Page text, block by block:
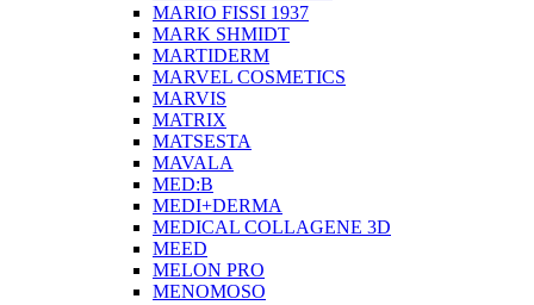
MARIO FISSI 1937
MARK SHMIDT
MARTIDERM
MARVEL COSMETICS
MARVIS
MATRIX
MATSESTA
MAVALA
MED:B
MEDI+DERMA
MEDICAL COLLAGENE 3D
MEED
MELON PRO
MENOMOSO